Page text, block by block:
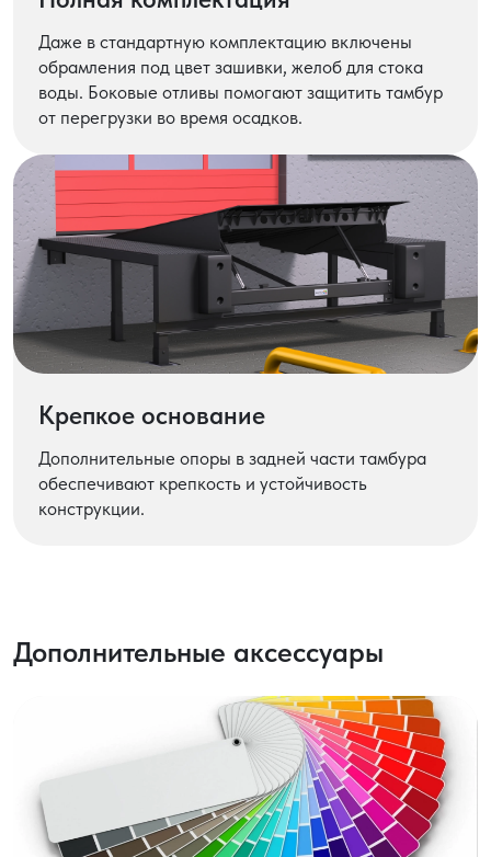
Даже в стандартную комплектацию включены
обрамления под цвет зашивки, желоб для стока
воды. Боковые отливы помогают защитить тамбур
от перегрузки во время осадков.
Крепкое основание
Дополнительные опоры в задней части тамбура
обеспечивают крепкость и устойчивость
конструкции.
Дополнительные аксессуары